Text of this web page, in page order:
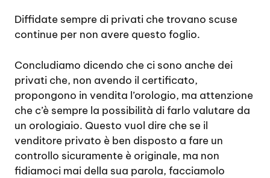
Diffidate sempre di privati che trovano scuse
continue per non avere questo foglio.
Concludiamo dicendo che ci sono anche dei
privati che, non avendo il certificato,
propongono in vendita l’orologio, ma attenzione
che c’è sempre la possibilità di farlo valutare da
un orologiaio. Questo vuol dire che se il
venditore privato è ben disposto a fare un
controllo sicuramente è originale, ma non
fidiamoci mai della sua parola, facciamolo